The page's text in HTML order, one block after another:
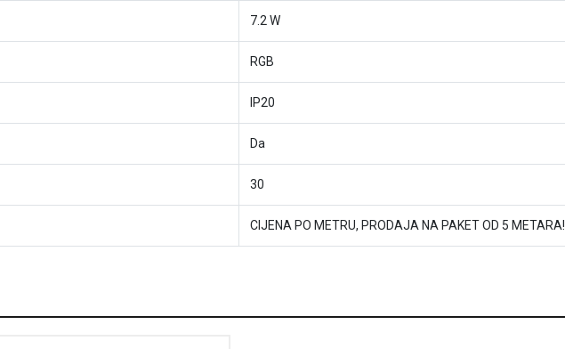
7.2 W
RGB
IP20
Da
30
CIJENA PO METRU, PRODAJA NA PAKET OD 5 METARA!